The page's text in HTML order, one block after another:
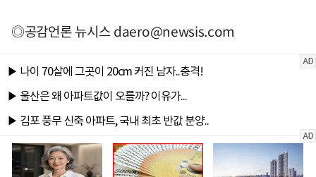
◎공감언론 뉴시스daero@newsis.com